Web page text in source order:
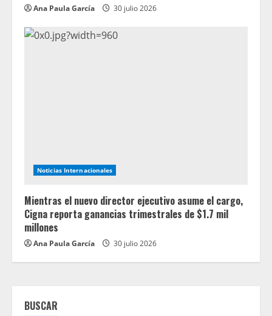
Ana Paula García 30 julio 2026
Noticias Internacionales
Mientras el nuevo director ejecutivo asume el cargo,
Cigna reporta ganancias trimestrales de $1.7 mil
millones
Ana Paula García 30 julio 2026
BUSCAR